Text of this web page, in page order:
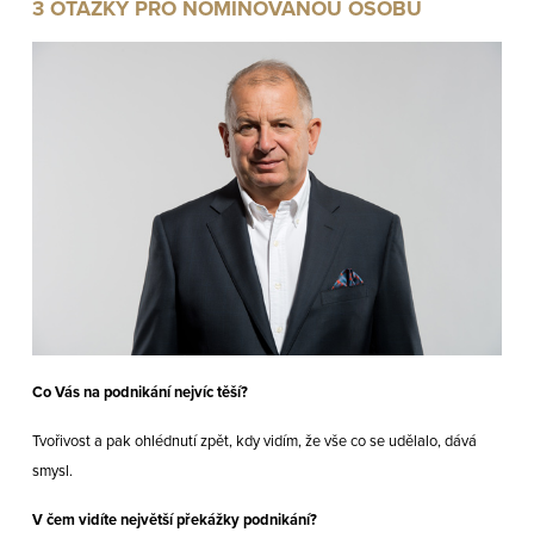
3 OTÁZKY PRO NOMINOVANOU OSOBU
Co Vás na podnikání nejvíc těší?
Tvořivost a pak ohlédnutí zpět, kdy vidím, že vše co se udělalo, dává
smysl.
V čem vidíte největší překážky podnikání?